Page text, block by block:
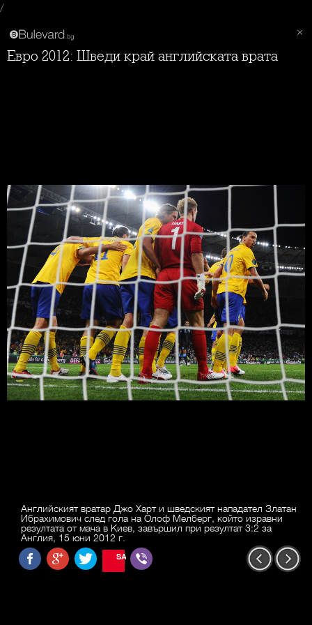
/
Евро 2012: Шведи край английската врата
Английският вратар Джо Харт и шведският нападател Златан
Ибрахимович след гола на Олоф Мелберг, който изравни
резултата от мача в Киев, завършил при резултат 3:2 за
Англия, 15 юни 2012 г.
SAVE